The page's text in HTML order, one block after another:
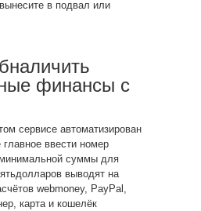
в подвал или
финансы с
сервисе автоматизирован
ввести номер
суммы для
выводят на
webmoney, PayPal,
карта и кошелёк